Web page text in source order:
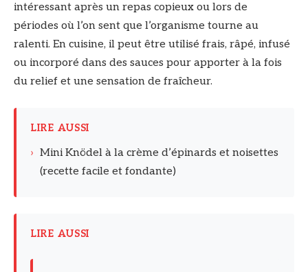
intéressant après un repas copieux ou lors de
périodes où l’on sent que l’organisme tourne au
ralenti. En cuisine, il peut être utilisé frais, râpé, infusé
ou incorporé dans des sauces pour apporter à la fois
du relief et une sensation de fraîcheur.
LIRE AUSSI
› Mini Knödel à la crème d’épinards et noisettes
(recette facile et fondante)
LIRE AUSSI